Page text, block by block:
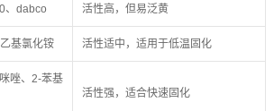
、dabco 活性高，但易泛黄
基氯化铵 活性适中，适用于低温固化
唑、2-苯基
活性强，适合快速固化